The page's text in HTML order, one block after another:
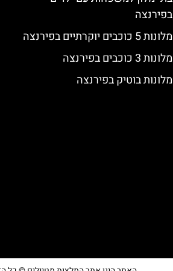
בפירנצה
מלונות 5 כוכבים יוקרתיים בפירנצה
מלונות 3 כוכבים בפירנצה
מלונות בוטיק בפירנצה